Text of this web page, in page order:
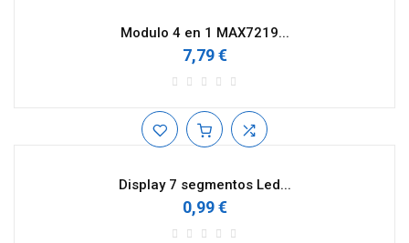
Modulo 4 en 1 MAX7219...
7,79 €
Display 7 segmentos Led...
0,99 €